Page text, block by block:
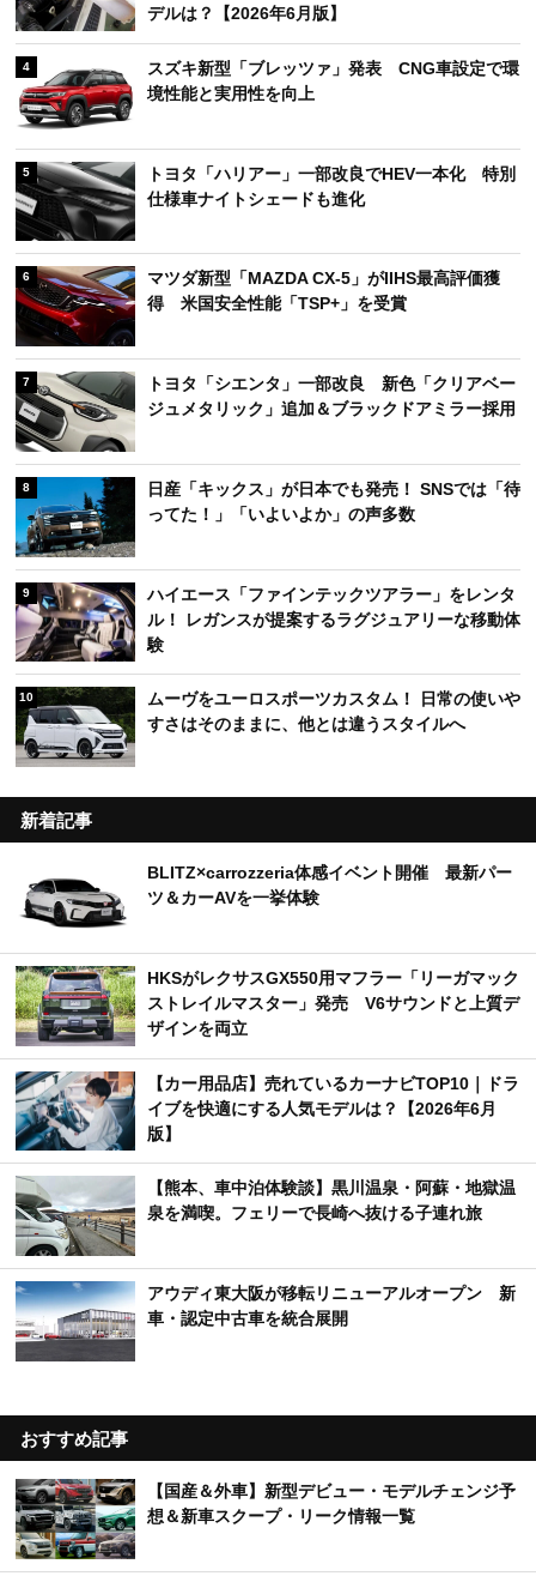
デルは？【2026年6月版】
4
スズキ新型「ブレッツァ」発表 CNG車設定で環
境性能と実用性を向上
5
トヨタ「ハリアー」一部改良でHEV一本化 特別
仕様車ナイトシェードも進化
6
マツダ新型「MAZDA CX-5」がIIHS最高評価獲
得 米国安全性能「TSP+」を受賞
7
トヨタ「シエンタ」一部改良 新色「クリアベー
ジュメタリック」追加＆ブラックドアミラー採用
8
日産「キックス」が日本でも発売！ SNSでは「待
ってた！」「いよいよか」の声多数
9
ハイエース「ファインテックツアラー」をレンタ
ル！ レガンスが提案するラグジュアリーな移動体
験
10
ムーヴをユーロスポーツカスタム！ 日常の使いや
すさはそのままに、他とは違うスタイルへ
新着記事
BLITZ×carrozzeria体感イベント開催 最新パー
ツ＆カーAVを一挙体験
HKSがレクサスGX550用マフラー「リーガマック
ストレイルマスター」発売 V6サウンドと上質デ
ザインを両立
【カー用品店】売れているカーナビTOP10｜ドラ
イブを快適にする人気モデルは？【2026年6月
版】
【熊本、車中泊体験談】黒川温泉・阿蘇・地獄温
泉を満喫。フェリーで長崎へ抜ける子連れ旅
アウディ東大阪が移転リニューアルオープン 新
車・認定中古車を統合展開
おすすめ記事
【国産＆外車】新型デビュー・モデルチェンジ予
想＆新車スクープ・リーク情報一覧